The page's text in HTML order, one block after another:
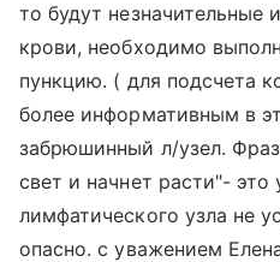
то будут незначительные
крови, необходимо
пункцию. ( для подсчета
более информативным в
забрюшинный л/узел.
свет и начнет расти"- это
лимфатического узла не
опасно. с уважением